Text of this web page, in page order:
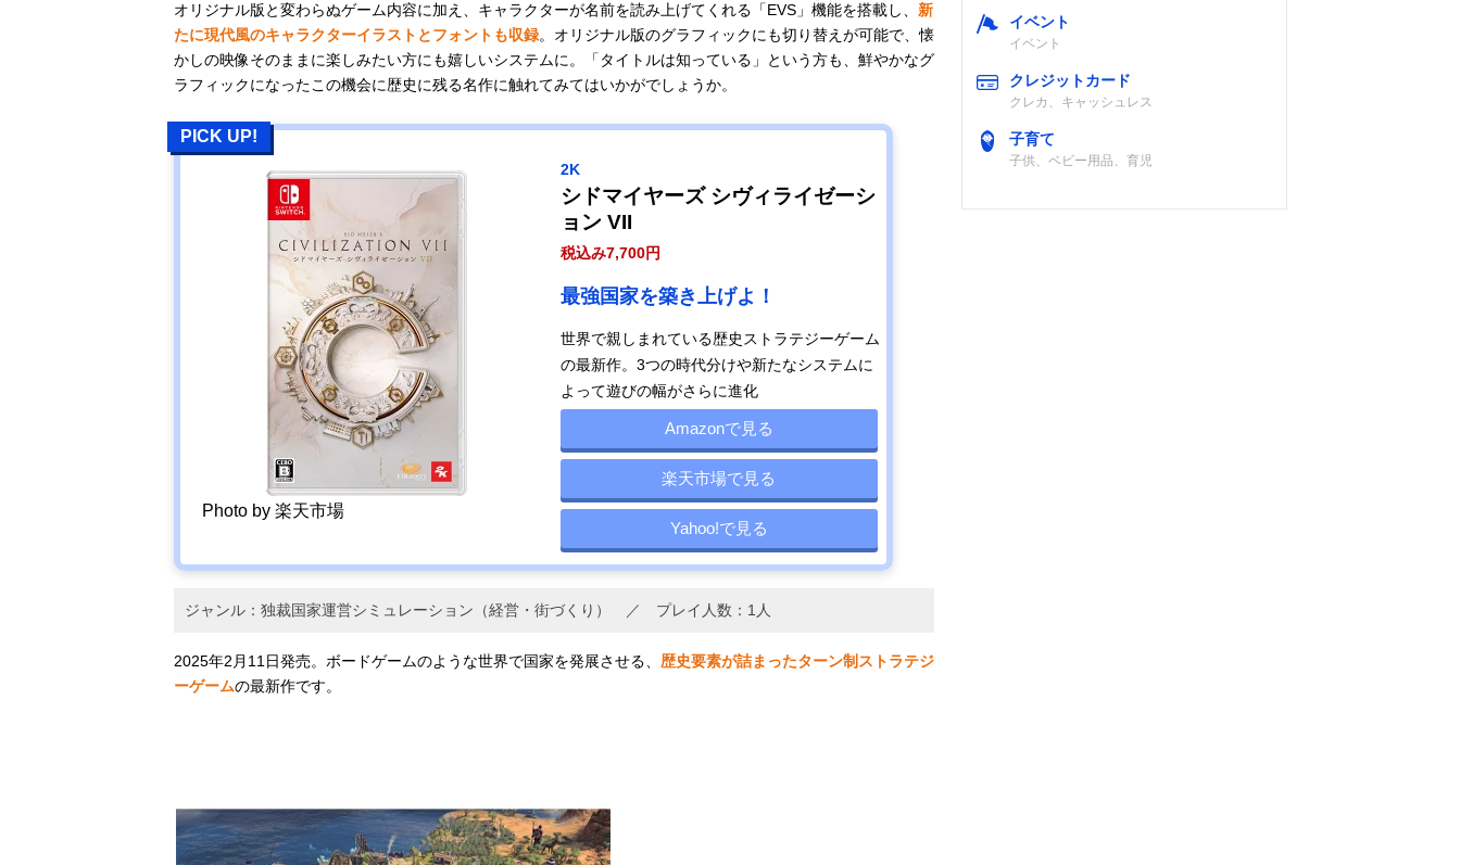
オリジナル版と変わらぬゲーム内容に加え、キャラクターが名前を読み上げてくれる「EVS」機能を搭載し、 新
たに現代風のキャラクターイラストとフォントも収録。オリジナル版のグラフィックにも切り替えが可能で、懐
かしの映像そのままに楽しみたい方にも嬉しいシステムに。「タイトルは知っている」という方も、鮮やかなグ
ラフィックになったこの機会に歴史に残る名作に触れてみてはいかがでしょうか。
PICK UP!
Photo by 楽天市場
2K
シドマイヤーズ シヴィライゼーシ
ョン VII
税込み7,700円
最強国家を築き上げよ！
世界で親しまれている歴史ストラテジーゲーム
の最新作。3つの時代分けや新たなシステムに
よって遊びの幅がさらに進化
Amazonで見る
楽天市場で見る
Yahoo!で見る
ジャンル：独裁国家運営シミュレーション（経営・街づくり） ／ プレイ人数：1人
2025年2月11日発売。ボードゲームのような世界で国家を発展させる、 歴史要素が詰まったターン制ストラテジ
ーゲームの最新作です。
イベント
イベント
クレジットカード
クレカ、キャッシュレス
子育て
子供、ベビー用品、育児